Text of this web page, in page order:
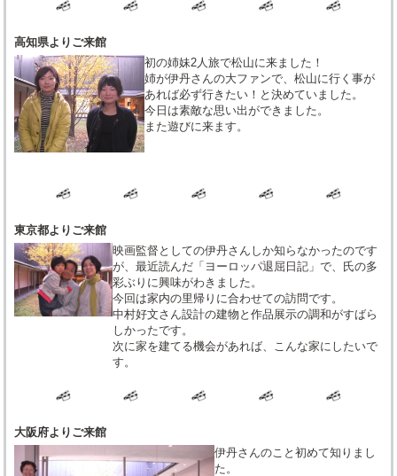
高知県よりご来館
初の姉妹2人旅で松山に来ました！
姉が伊丹さんの大ファンで、松山に行く事が
あれば必ず行きたい！と決めていました。
今日は素敵な思い出ができました。
また遊びに来ます。
東京都よりご来館
映画監督としての伊丹さんしか知らなかったのです
が、最近読んだ「ヨーロッパ退屈日記」で、氏の多
彩ぶりに興味がわきました。
今回は家内の里帰りに合わせての訪問です。
中村好文さん設計の建物と作品展示の調和がすばら
しかったです。
次に家を建てる機会があれば、こんな家にしたいで
す。
大阪府よりご来館
伊丹さんのこと初めて知りまし
た。